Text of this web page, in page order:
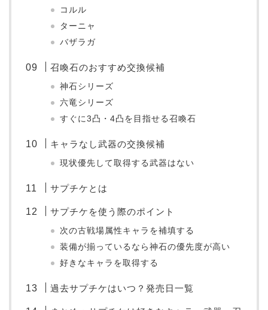
コルル
ターニャ
バザラガ
召喚石のおすすめ交換候補
神石シリーズ
六竜シリーズ
すぐに3凸・4凸を目指せる召喚石
キャラなし武器の交換候補
現状優先して取得する武器はない
サプチケとは
サプチケを使う際のポイント
次の古戦場属性キャラを補填する
装備が揃っているなら神石の優先度が高い
好きなキャラを取得する
過去サプチケはいつ？発売日一覧